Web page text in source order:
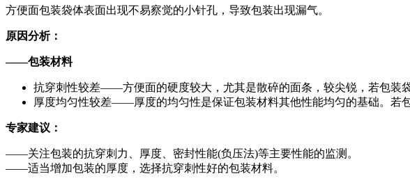
方便面包装袋体表面出现不易察觉的小针孔，导致包装出现漏气。
原因分析：
——包装材料
抗穿刺性较差——方便面的硬度较大，尤其是散碎的面条，较尖锐，若包装
厚度均匀性较差——厚度的均匀性是保证包装材料其他性能均匀的基础。若
专家建议：
——关注包装的抗穿刺力、厚度、密封性能(负压法)等主要性能的监测。
——适当增加包装的厚度，选择抗穿刺性好的包装材料。